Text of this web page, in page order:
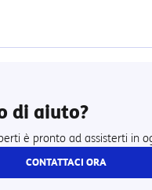
di aiuto?
è pronto ad assisterti in
CONTATTACI ORA